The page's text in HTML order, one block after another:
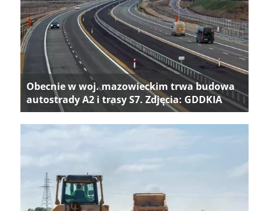
Obecnie w woj. mazowieckim trwa budowa
autostrady A2 i trasy S7. Zdjęcia: GDDKIA